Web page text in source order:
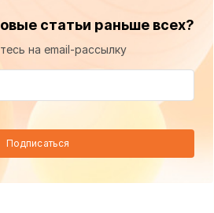
статьи раньше всех?
на email-рассылку
Подписаться